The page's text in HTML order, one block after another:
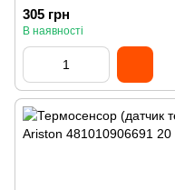
305 грн
В наявності